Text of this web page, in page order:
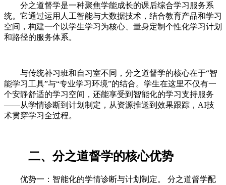
分之道督学是一种聚焦学能成长的课后综合学习服务系
统。它通过运用人工智能与大数据技术，结合教育产品和学习
空间，构建一个以学生学习为核心、量身定制个性化学习计划
和路径的服务体系。
与传统补习班和自习室不同，分之道督学的核心在于“智
能学习工具”与“专业学习环境”的结合。学生在这里不仅有一
个安静舒适的学习空间，还能享受到智能化的学习支持服务
——从学情诊断到计划制定，从资源推送到效果跟踪，AI技
术贯穿学习全过程。
二、分之道督学的核心优势
优势一：智能化的学情诊断与计划制定。 分之道督学配